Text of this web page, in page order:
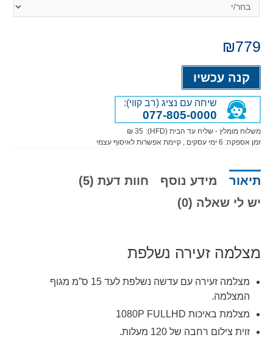
₪779
קנה עכשיו
שיחה עם נציג (רב קווי):
077-805-0000
משלוח מומלץ - שליח עד הבית (HFD):
35 ₪
זמן אספקה: 6 ימי עסקים , קיימת אפשרות לאיסוף עצמי
תיאור מידע נוסף
חוות דעת (5)
יש לי שאלה (0)
מצלמה זעירה נשלפת
מצלמה זעירה עם עדשה נשלפת לעד 15 ס”מ מגוף
המצלמה.
מצלמת באיכות 1080P FULLHD
זוית צילום רחבה של 120 מעלות.